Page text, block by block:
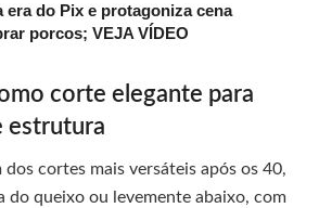
era do Pix e protagoniza cena
porcos; VEJA VÍDEO
corte elegante para
estrutura
cortes mais versáteis após os 40,
do queixo ou levemente abaixo, com